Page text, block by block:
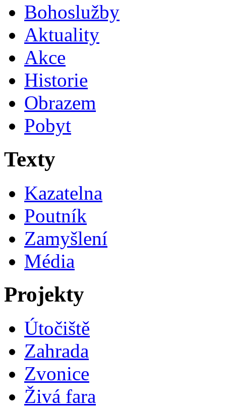
Bohoslužby
Aktuality
Akce
Historie
Obrazem
Pobyt
Texty
Kazatelna
Poutník
Zamyšlení
Média
Projekty
Útočiště
Zahrada
Zvonice
Živá fara